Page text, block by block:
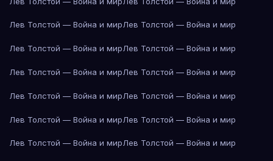
Лев Толстой — Война и мирЛев Толстой — Война и мир
Лев Толстой — Война и мирЛев Толстой — Война и мир
Лев Толстой — Война и мирЛев Толстой — Война и мир
Лев Толстой — Война и мирЛев Толстой — Война и мир
Лев Толстой — Война и мирЛев Толстой — Война и мир
Лев Толстой — Война и мирЛев Толстой — Война и мир